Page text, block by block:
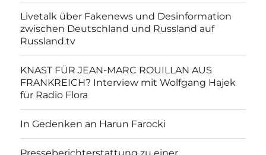
Livetalk über Fakenews und Desinformation
zwischen Deutschland und Russland auf
Russland.tv
KNAST FÜR JEAN-MARC ROUILLAN AUS
FRANKREICH? Interview mit Wolfgang Hajek
für Radio Flora
In Gedenken an Harun Farocki